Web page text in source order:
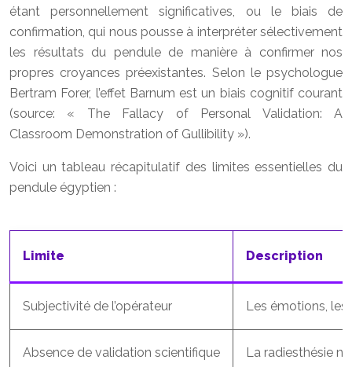
étant personnellement significatives, ou le biais de
confirmation, qui nous pousse à interpréter sélectivement
les résultats du pendule de manière à confirmer nos
propres croyances préexistantes. Selon le psychologue
Bertram Forer, l’effet Barnum est un biais cognitif courant
(source: « The Fallacy of Personal Validation: A
Classroom Demonstration of Gullibility »).
Voici un tableau récapitulatif des limites essentielles du
pendule égyptien :
Limite Description
Subjectivité de l’opérateur Les émotions, les
Absence de validation scientifique La radiesthésie